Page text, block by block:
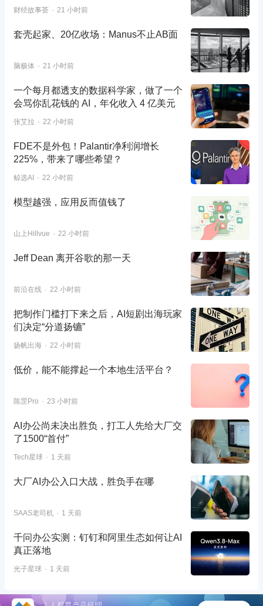
财经故事荟 21 小时前
套壳起家、20亿收场：Manus不止AB面
脑极体 21 小时前
一个每月都透支的数据科学家，做了一个
会骂你乱花钱的 AI，年化收入 4 亿美元
张艾拉 22 小时前
FDE不是外包！Palantir净利润增长
225%，带来了哪些希望？
鲸选AI 22 小时前
模型越强，应用反而值钱了
山上Hillvue 22 小时前
Jeff Dean 离开谷歌的那一天
前沿在线 22 小时前
把制作门槛打下来之后，AI短剧出海玩家
们决定“分道扬镳”
扬帆出海 22 小时前
低价，能不能撑起一个本地生活平台？
陈罡Pro 23 小时前
AI办公尚未决出胜负，打工人先给大厂交
了1500“首付”
Tech星球 1 天前
大厂AI办公入口大战，胜负手在哪
SAAS老司机 1 天前
千问办公实测：钉钉和阿里生态如何让AI
真正落地
光子星球 1 天前